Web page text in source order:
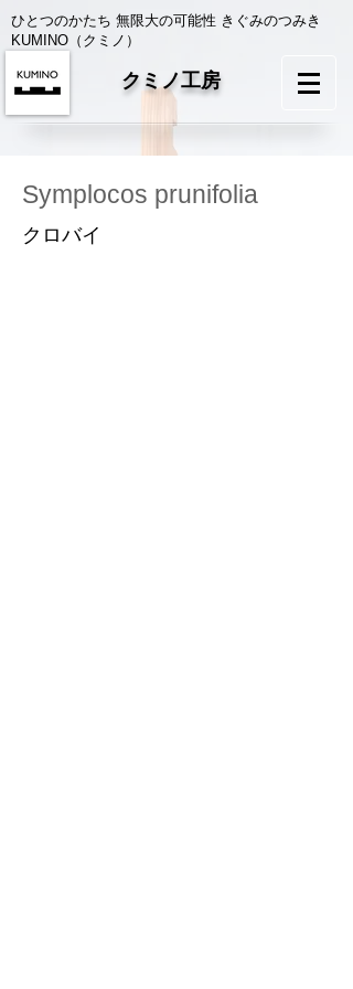
ひとつのかたち 無限大の可能性 きぐみのつみき
KUMINO（クミノ）
クミノ工房
Symplocos prunifolia
クロバイ